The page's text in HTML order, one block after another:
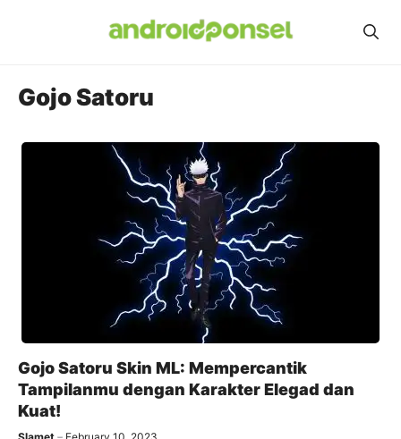
Gojo Satoru
Gojo Satoru Skin ML: Mempercantik
Tampilanmu dengan Karakter Elegad dan
Kuat!